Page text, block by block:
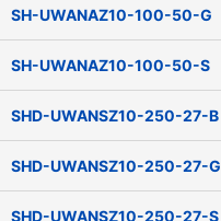
SH-UWANAZ10-100-50-G
SH-UWANAZ10-100-50-S
SHD-UWANSZ10-250-27-B
SHD-UWANSZ10-250-27-G
SHD-UWANSZ10-250-27-S